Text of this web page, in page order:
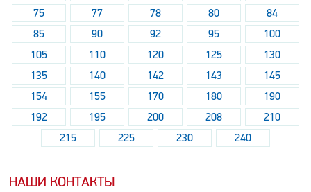
75
77 78 80
84
85
90 92 95
100
105
110 120 125
130
135
140 142 143
145
154
155 170 180
190
192
195 200 208
210
215
225 230 240
НАШИ КОНТАКТЫ